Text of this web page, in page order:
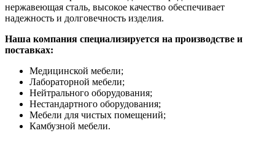
нержавеющая сталь, высокое качество обеспечивает
надежность и долговечность изделия.
Наша компания специализируется на производстве и
поставках:
Медицинской мебели;
Лабораторной мебели;
Нейтрального оборудования;
Нестандартного оборудования;
Мебели для чистых помещений;
Камбузной мебели.